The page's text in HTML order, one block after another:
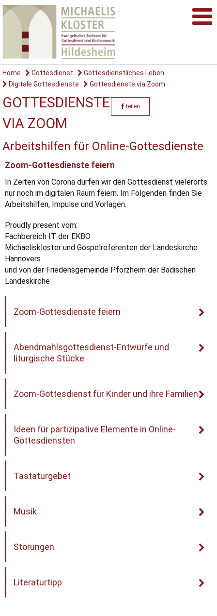
Home Gottesdienst
Gottesdienstliches Leben
Digitale Gottesdienste
Gottesdienste via Zoom
GOTTESDIENSTE
VIA ZOOM
teilen
Arbeitshilfen für Online-Gottesdienste
Zoom-Gottesdienste feiern
In Zeiten von Corona dürfen wir den Gottesdienst vielerorts
nur noch im digitalen Raum feiern. Im Folgenden finden Sie
Arbeitshilfen, Impulse und Vorlagen.
Proudly present vom:
Fachbereich IT der EKBO
Michaeliskloster und Gospelreferenten der Landeskirche
Hannovers
und von der Friedensgemeinde Pforzheim der Badischen
Landeskirche
Zoom-Gottesdienste feiern
Abendmahlsgottesdienst-Entwürfe und
liturgische Stücke
Zoom-Gottesdienst für Kinder und ihre Familien
Ideen für partizipative Elemente in Online-
Gottesdiensten
Tastaturgebet
Musik
Störungen
Literaturtipp